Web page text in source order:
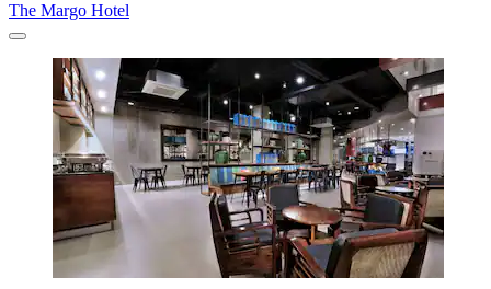
The Margo Hotel